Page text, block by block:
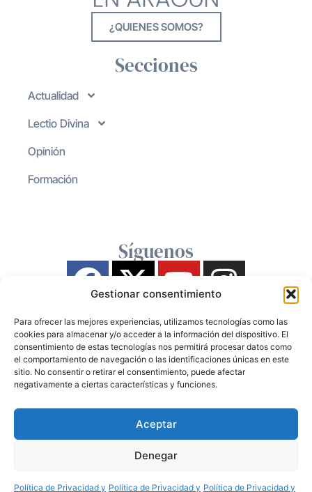
Gestionar consentimiento
Para ofrecer las mejores experiencias, utilizamos tecnologías como las
cookies para almacenar y/o acceder a la información del dispositivo. El
consentimiento de estas tecnologías nos permitirá procesar datos como
el comportamiento de navegación o las identificaciones únicas en este
sitio. No consentir o retirar el consentimiento, puede afectar
negativamente a ciertas características y funciones.
Aceptar
Denegar
Política de Privacidad y Política de Privacidad y Política de Privacidad y
¿QUIENES SOMOS?
Secciones
Actualidad
Lectio Divina
Opinión
Formación
Síguenos